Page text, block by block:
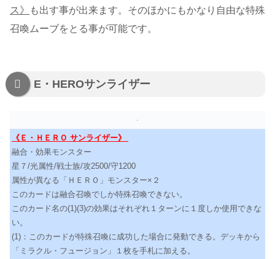
ス》
も出す事が出来ます。そのほかにもかなり自由な特殊
召喚ムーブをとる事が可能です。
E・HEROサンライザー
《Ｅ・ＨＥＲＯ サンライザー》
融合・効果モンスター
星７/光属性/戦士族/攻2500/守1200
属性が異なる「ＨＥＲＯ」モンスター×２
このカードは融合召喚でしか特殊召喚できない。
このカード名の(1)(3)の効果はそれぞれ１ターンに１度しか使用できな
い。
(1)：このカードが特殊召喚に成功した場合に発動できる。デッキから
「ミラクル・フュージョン」１枚を手札に加える。